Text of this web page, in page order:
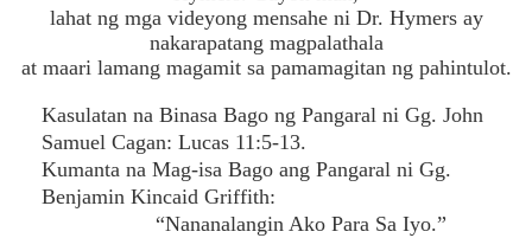
lahat ng mga videyong mensahe ni Dr. Hymers ay
nakarapatang magpalathala
at maari lamang magamit sa pamamagitan ng pahintulot.
Kasulatan na Binasa Bago ng Pangaral ni Gg. John
Samuel Cagan: Lucas 11:5-13.
Kumanta na Mag-isa Bago ang Pangaral ni Gg.
Benjamin Kincaid Griffith:
“Nananalangin Ako Para Sa Iyo.”